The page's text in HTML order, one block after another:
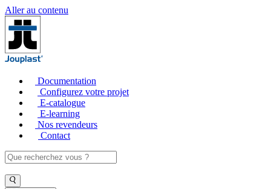
Aller au contenu
Documentation
Configurez votre projet
E-catalogue
E-learning
Nos revendeurs
Contact